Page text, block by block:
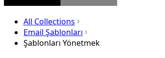
All Collections
Email Şablonları
Şablonları Yönetmek